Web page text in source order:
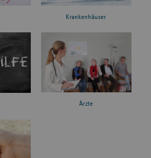
Krankenhäuser
Ärzte